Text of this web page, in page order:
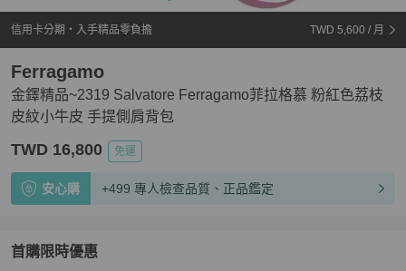
信用卡分期・入手精品零負擔 TWD 5,600 / 月
金鐸精品~2319 Salvatore Ferragamo菲拉格慕 粉紅色荔枝
皮紋小牛皮 手提側肩背包
Ferragamo
TWD 16,800 免運
安心購 +499 專人檢查品質、正品鑑定
首購限時優惠